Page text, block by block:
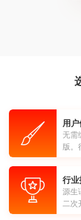
用
无需
版。
行业
源生
二次